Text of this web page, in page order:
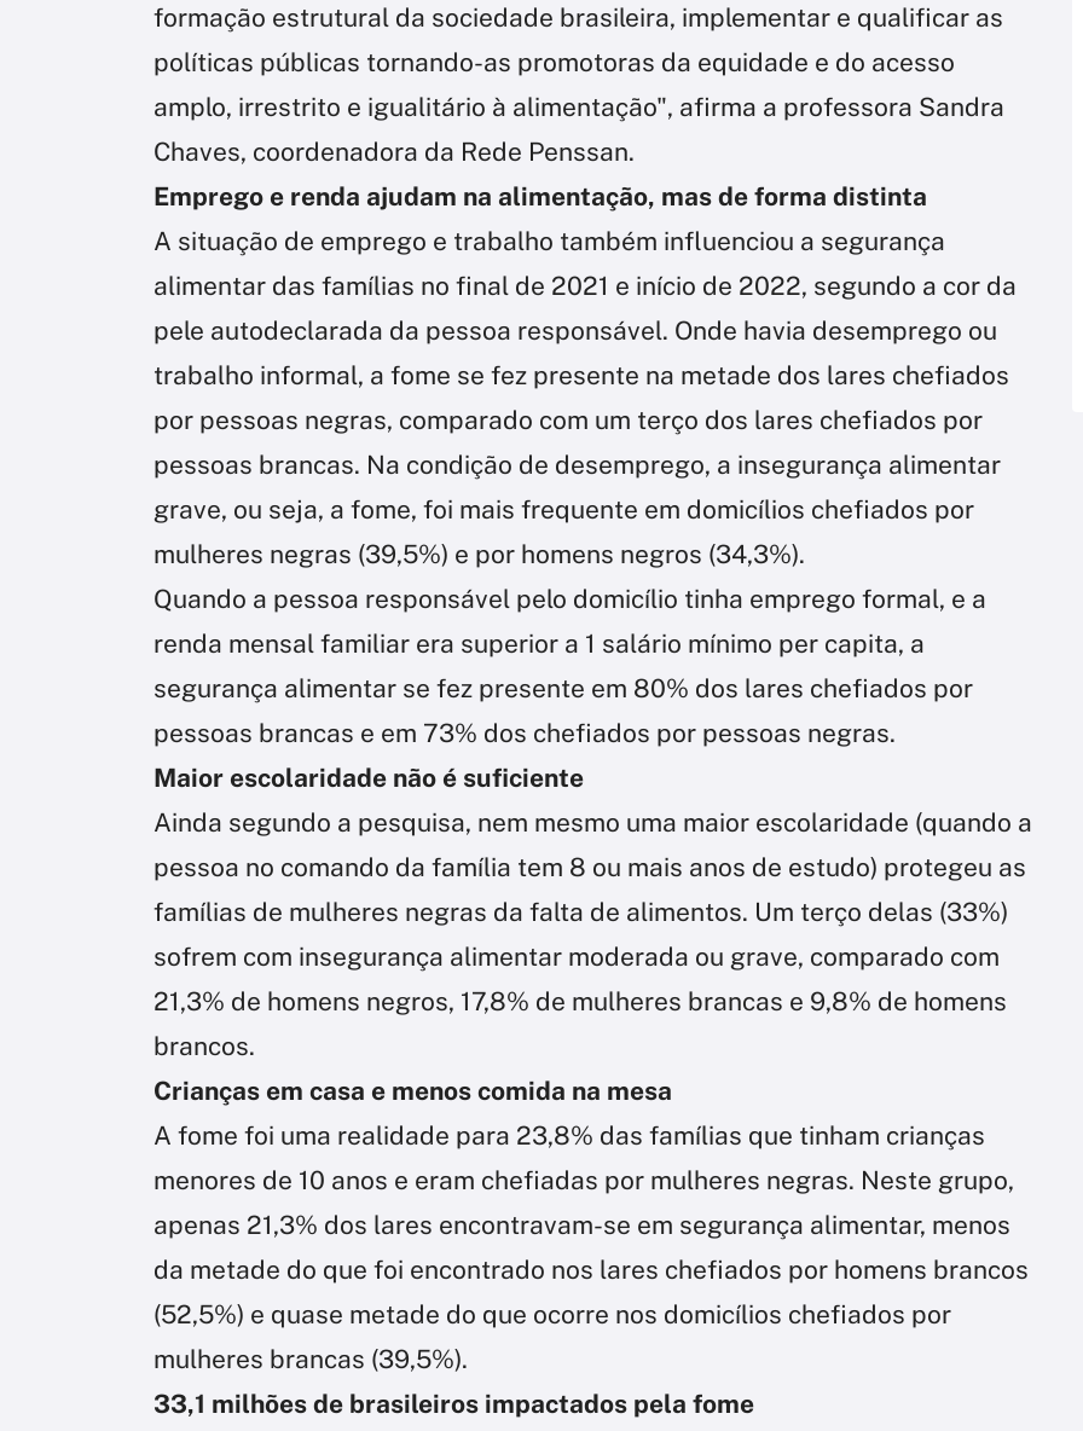
formação estrutural da sociedade brasileira, implementar e qualificar as
políticas públicas tornando-as promotoras da equidade e do acesso
amplo, irrestrito e igualitário à alimentação", afirma a professora Sandra
Chaves, coordenadora da Rede Penssan.
Emprego e renda ajudam na alimentação, mas de forma distinta
A situação de emprego e trabalho também influenciou a segurança
alimentar das famílias no final de 2021 e início de 2022, segundo a cor da
pele autodeclarada da pessoa responsável. Onde havia desemprego ou
trabalho informal, a fome se fez presente na metade dos lares chefiados
por pessoas negras, comparado com um terço dos lares chefiados por
pessoas brancas. Na condição de desemprego, a insegurança alimentar
grave, ou seja, a fome, foi mais frequente em domicílios chefiados por
mulheres negras (39,5%) e por homens negros (34,3%).
Quando a pessoa responsável pelo domicílio tinha emprego formal, e a
renda mensal familiar era superior a 1 salário mínimo per capita, a
segurança alimentar se fez presente em 80% dos lares chefiados por
pessoas brancas e em 73% dos chefiados por pessoas negras.
Maior escolaridade não é suficiente
Ainda segundo a pesquisa, nem mesmo uma maior escolaridade (quando a
pessoa no comando da família tem 8 ou mais anos de estudo) protegeu as
famílias de mulheres negras da falta de alimentos. Um terço delas (33%)
sofrem com insegurança alimentar moderada ou grave, comparado com
21,3% de homens negros, 17,8% de mulheres brancas e 9,8% de homens
brancos.
Crianças em casa e menos comida na mesa
A fome foi uma realidade para 23,8% das famílias que tinham crianças
menores de 10 anos e eram chefiadas por mulheres negras. Neste grupo,
apenas 21,3% dos lares encontravam-se em segurança alimentar, menos
da metade do que foi encontrado nos lares chefiados por homens brancos
(52,5%) e quase metade do que ocorre nos domicílios chefiados por
mulheres brancas (39,5%).
33,1 milhões de brasileiros impactados pela fome